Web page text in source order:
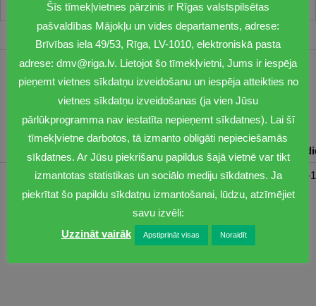
1201
dmv@riga.lv
Pirmdiena Otrdiena Trešdiena Ceturtdiena
08:30-17:00 08:00-17:00 08:00-17:00 08:00-17:00 08:00-
Šīs tīmekļvietnes pārzinis ir Rīgas valstspilsētas
pašvaldības Mājokļu un vides departaments, adrese:
Brīvības iela 49/53, Rīga, LV-1010, elektroniskā pasta
adrese: dmv@riga.lv. Lietojot šo tīmekļvietni, Jums ir iespēja
pieņemt vietnes sīkdatņu izveidošanu un iespēja atteikties no
vietnes sīkdatņu izveidošanas (ja vien Jūsu
pārlūkprogramma nav iestatīta nepieņemt sīkdatnes). Lai šī
tīmekļvietne darbotos, tā izmanto obligāti nepieciešamās
sīkdatnes. Ar Jūsu piekrišanu papildus šajā vietnē var tikt
izmantotas statistikas un sociālo mediju sīkdatnes. Ja
piekrītat šo papildu sīkdatņu izmantošanai, lūdzu, atzīmējiet
savu izvēli:
Uzzināt vairāk
Apstiprināt visas Noraidīt